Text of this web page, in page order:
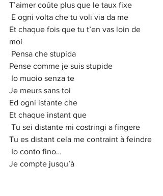
T’aimer coûte plus que le taux fixe
E ogni volta che tu voli via da me
Et chaque fois que tu t’en vas loin de
moi
Pensa che stupida
Pense comme je suis stupide
Io muoio senza te
Je meurs sans toi
Ed ogni istante che
Et chaque instant que
Tu sei distante mi costringi a fingere
Tu es distant cela me contraint à feindre
Io conto fino…
Je compte jusqu’à